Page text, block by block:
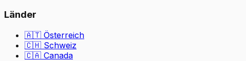
Länder
🇦🇹 Österreich
🇨🇭 Schweiz
🇨🇦 Canada